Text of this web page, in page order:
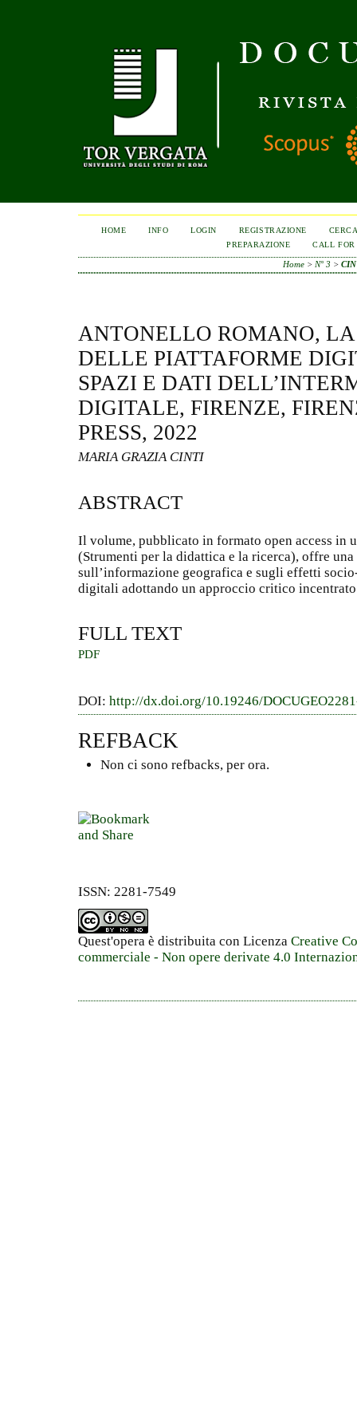
HOME INFO LOGIN REGISTRAZIONE
PREPARAZIONE
CALL FOR
Home > N° 3 >
ANTONELLO ROMANO,
DELLE PIATTAFORME
SPAZI E DATI
DIGITALE, FIRENZE,
PRESS, 2022
MARIA GRAZIA CINTI
ABSTRACT
Il volume, pubblicato in formato open access in
(Strumenti per la didattica e la ricerca), offre
sull’informazione geografica e sugli effetti
digitali adottando un approccio critico
FULL TEXT
PDF
DOI: http://dx.doi.org/10.19246/
REFBACK
Non ci sono refbacks, per ora.
ISSN: 2281-7549
Quest'opera è distribuita con Licenza Creative
commerciale - Non opere derivate 4.0